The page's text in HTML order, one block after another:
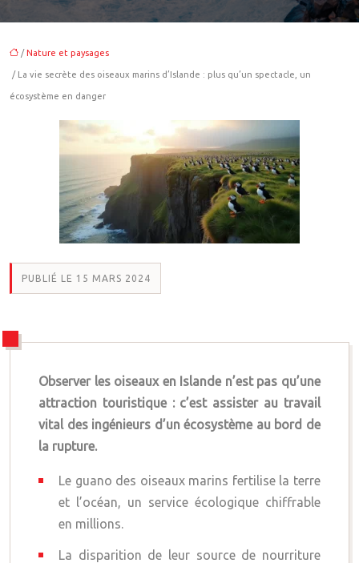
/Nature et paysages
/ La vie secrète des oiseaux marins d’Islande : plus qu’un spectacle, un
écosystème en danger
PUBLIÉ LE 15 MARS 2024
Observer les oiseaux en Islande n’est pas qu’une
attraction touristique : c’est assister au travail
vital des ingénieurs d’un écosystème au bord de
la rupture.
Le guano des oiseaux marins fertilise la terre
et l’océan, un service écologique chiffrable
en millions.
La disparition de leur source de nourriture